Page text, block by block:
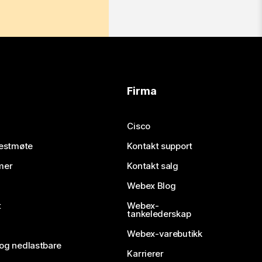
nedlastbare
Firma
Cisco
Kontakt support
Kontakt salg
Webex Blog
Webex-
tankelederskap
Webex-varebutikk
Karrierer